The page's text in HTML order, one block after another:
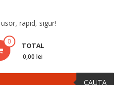
rapid, sigur!
0 TOTAL
0,00 lei
CAUTA